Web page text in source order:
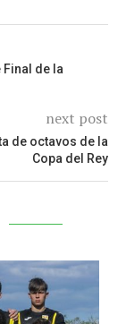
Final de la
next post
de octavos de la
Copa del Rey